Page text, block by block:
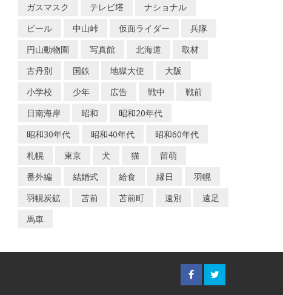
ガスマスク
テレビ塔
ナショナル
ビール
中山峠 仮面ライダー
兵隊
円山動物園
写真館 北海道
取材
古丹別
国鉄 地獄大使
大阪
小学校
少年 広告 戦中
戦前
日南海岸
昭和
昭和20年代
昭和30年代
昭和40年代
昭和60年代
札幌
東京 犬 猫
留萌
番外編
結婚式 給食 縁日
羽幌
羽幌炭鉱
苫前 苫前町 遠別
遠足
馬車